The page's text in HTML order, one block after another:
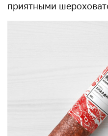
приятными